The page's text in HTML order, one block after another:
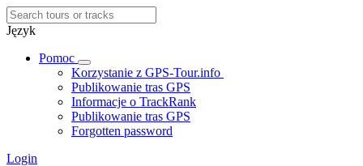
Język
Pomoc
Korzystanie z GPS-Tour.info
Publikowanie tras GPS
Informacje o TrackRank
Publikowanie tras GPS
Forgotten password
Login